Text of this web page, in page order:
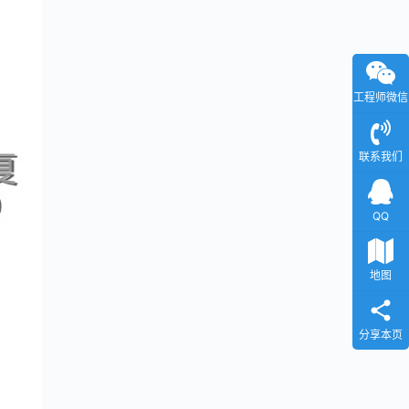
工程师微信
联系我们
QQ
地图
分享本页